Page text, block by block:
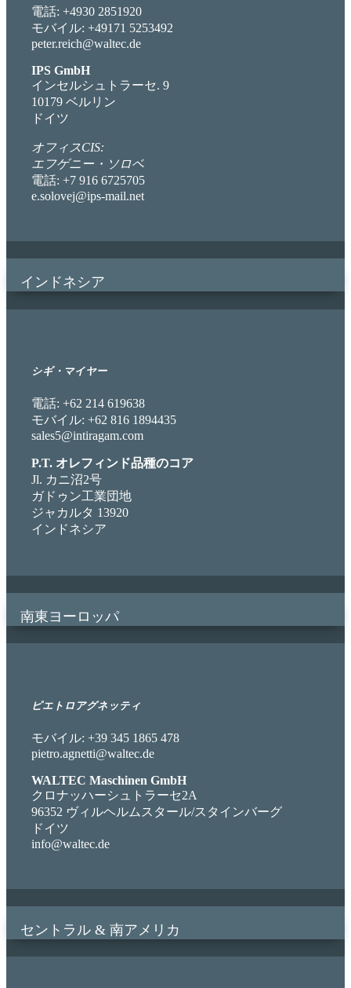
電話: +4930 2851920
モバイル: +49171 5253492
peter.reich@waltec.de
IPS GmbH
インセルシュトラーセ. 9
10179 ベルリン
ドイツ
オフィスCIS:
エフゲニー・ソロベ
電話: +7 916 6725705
e.solovej@ips-mail.net
インドネシア
シギ・マイヤー
電話: +62 214 619638
モバイル: +62 816 1894435
sales5@intiragam.com
P.T. オレフィンド品種のコア
Jl. カニ沼2号
ガドゥン工業団地
ジャカルタ 13920
インドネシア
南東ヨーロッパ
ピエトロアグネッティ
モバイル: +39 345 1865 478
pietro.agnetti@waltec.de
WALTEC Maschinen GmbH
クロナッハーシュトラーセ2A
96352 ヴィルヘルムスタール/スタインバーグ
ドイツ
info@waltec.de
セントラル & 南アメリカ